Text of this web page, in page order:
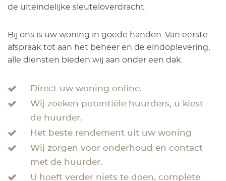
de uiteindelijke sleuteloverdracht.
Bij ons is uw woning in goede handen. Van eerste
afspraak tot aan het beheer en de eindoplevering,
alle diensten bieden wij aan onder een dak.
Direct uw woning online.
Wij zoeken potentiële huurders, u kiest
de huurder.
Het beste rendement uit uw woning
Wij zorgen voor onderhoud en contact
met de huurder.
U hoeft verder niets te doen, complete